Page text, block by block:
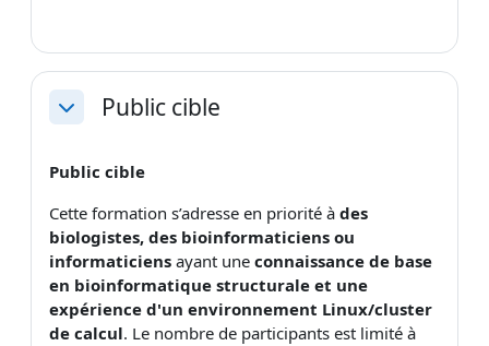
ReplierPublic cible
Public cible
Cette formation s’adresse en priorité à des
biologistes, des bioinformaticiens ou
informaticiens ayant une connaissance de base
en bioinformatique structurale et une
expérience d'un environnement Linux/cluster
de calcul. Le nombre de participants est limité à